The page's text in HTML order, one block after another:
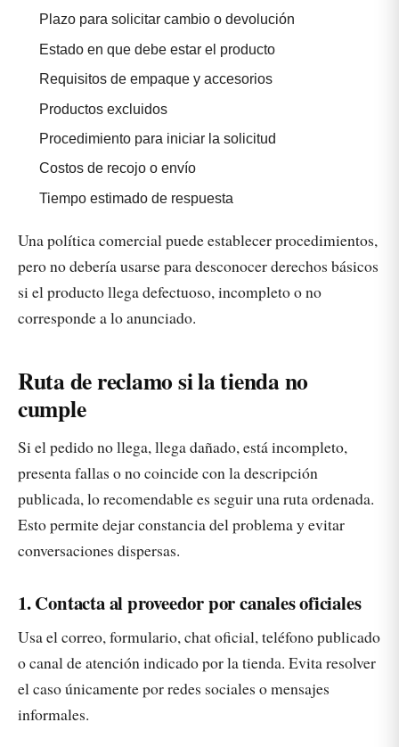
Plazo para solicitar cambio o devolución
Estado en que debe estar el producto
Requisitos de empaque y accesorios
Productos excluidos
Procedimiento para iniciar la solicitud
Costos de recojo o envío
Tiempo estimado de respuesta
Una política comercial puede establecer procedimientos,
pero no debería usarse para desconocer derechos básicos
si el producto llega defectuoso, incompleto o no
corresponde a lo anunciado.
Ruta de reclamo si la tienda no
cumple
Si el pedido no llega, llega dañado, está incompleto,
presenta fallas o no coincide con la descripción
publicada, lo recomendable es seguir una ruta ordenada.
Esto permite dejar constancia del problema y evitar
conversaciones dispersas.
1. Contacta al proveedor por canales oficiales
Usa el correo, formulario, chat oficial, teléfono publicado
o canal de atención indicado por la tienda. Evita resolver
el caso únicamente por redes sociales o mensajes
informales.